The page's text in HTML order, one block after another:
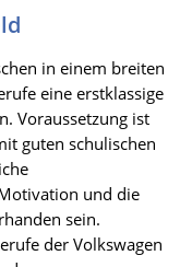
in einem breiten
eine erstklassige
Voraussetzung ist
guten schulischen
und die
sein.
der Volkswagen